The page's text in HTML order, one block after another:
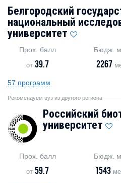
Белгородский
национальный
университет
Прох. балл
от39.7
Бюдж.
2267
57 программ
Рекомендуем вуз из другого региона
Российский
университет
Прох. балл
от59.7
Бюдж.
1543